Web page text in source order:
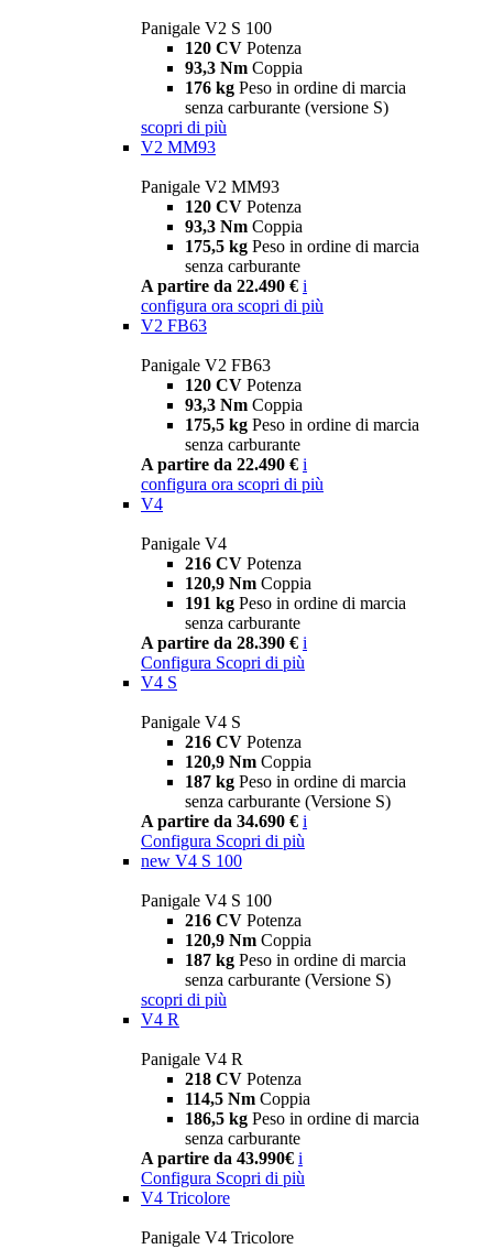
Panigale V2 S 100
120 CV Potenza
93,3 Nm Coppia
176 kg Peso in ordine di marcia
senza carburante (versione S)
scopri di più
V2 MM93
Panigale V2 MM93
120 CV Potenza
93,3 Nm Coppia
175,5 kg Peso in ordine di marcia
senza carburante
A partire da 22.490 € i
configura ora scopri di più
V2 FB63
Panigale V2 FB63
120 CV Potenza
93,3 Nm Coppia
175,5 kg Peso in ordine di marcia
senza carburante
A partire da 22.490 € i
configura ora scopri di più
V4
Panigale V4
216 CV Potenza
120,9 Nm Coppia
191 kg Peso in ordine di marcia
senza carburante
A partire da 28.390 € i
Configura Scopri di più
V4 S
Panigale V4 S
216 CV Potenza
120,9 Nm Coppia
187 kg Peso in ordine di marcia
senza carburante (Versione S)
A partire da 34.690 € i
Configura Scopri di più
new V4 S 100
Panigale V4 S 100
216 CV Potenza
120,9 Nm Coppia
187 kg Peso in ordine di marcia
senza carburante (Versione S)
scopri di più
V4 R
Panigale V4 R
218 CV Potenza
114,5 Nm Coppia
186,5 kg Peso in ordine di marcia
senza carburante
A partire da 43.990€ i
Configura Scopri di più
V4 Tricolore
Panigale V4 Tricolore